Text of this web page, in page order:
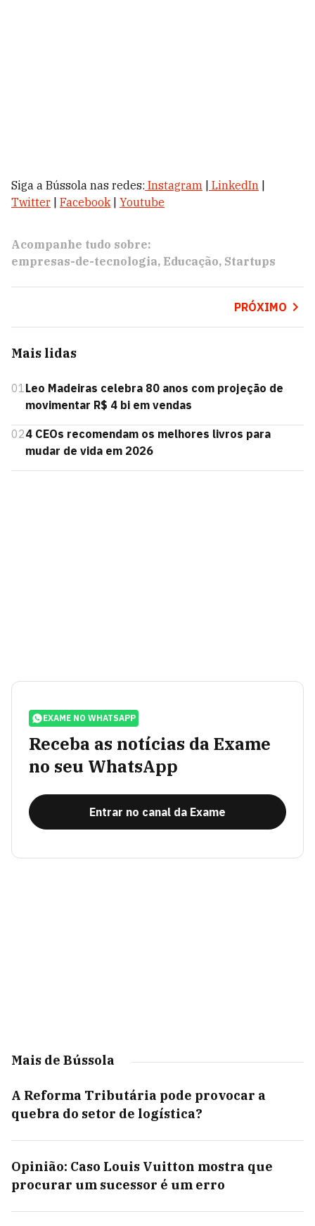
Siga a Bússola nas redes: Instagram LinkedIn
Twitter
Facebook| Youtube
Acompanhe tudo sobre:
empresas-de-tecnologia Educação Startups
PRÓXIMO
Mais lidas
01Leo Madeiras celebra 80 anos com projeção de
movimentar R$ 4 bi em vendas
024 CEOs recomendam os melhores livros para
mudar de vida em 2026
EXAME NO WHATSAPP
Receba as notícias da Exame
no seu WhatsApp
Entrar no canal da Exame
Mais de Bússola
A Reforma Tributária pode provocar a
quebra do setor de logística?
Opinião: Caso Louis Vuitton mostra que
procurar um sucessor é um erro